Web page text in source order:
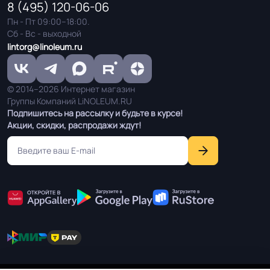
Остаточная
деформация
Соответствует ГОСТ,
ТУ, ISO
ГОСТ 11529, ФЗ-123 / км2 / , ГОСТ
27296, ГОСТ Р 55529, ГОСТ 12235
Условия хранения Крытое, сухое помещение.
Оттенок
Подпишитесь на рассылку и будьте в курсе!
Акции, скидки, распродажи ждут!
8 (495) 120-06-06
Пн - Пт 09:00–18:00.
Сб - Вс - выходной
lintorg@linoleum.ru
© 2014–2026 Интернет магазин
Группы Компаний LiNOLEUM.RU